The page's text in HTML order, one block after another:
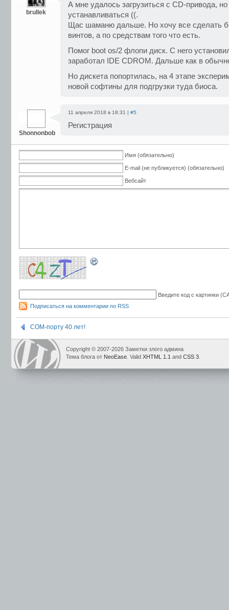
brullek
А мне удалось загрузиться с CD-привода,
устанавливаться ((.
Щас шаманю дальше. Но хочу все сделать
винтов, а по средствам того что есть.
Помог boot os/2 флопи диск. С него
заработал IDE CDROM. Дальше как в
Но дискета попортилась, на 4 этапе
новой софтины для подгрузки туда биоса.
Shonnonbob
11 апреля 2018 в 18:31 | #5
Регистрация
Имя (обязательно)
E-mail (не публикуется) (обязательно)
Вебсайт
Введите код с картинки
Подписаться на комментарии по RSS
COM-порту 40 лет!
Copyright © 2007-2026 Заметки злого админа
Тема блога от NeoEase . Valid XHTML 1.1 and CSS 3